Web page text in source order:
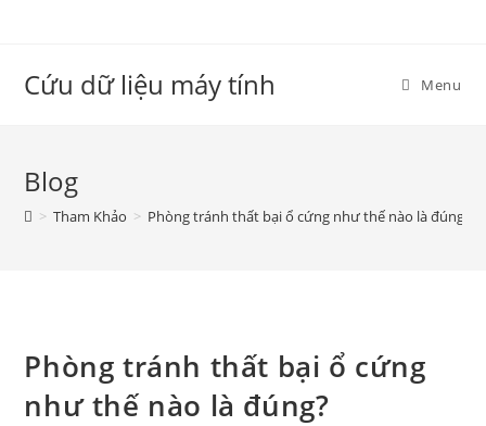
Cứu dữ liệu máy tính Menu
Blog
> Tham Khảo > Phòng tránh thất bại ổ cứng như thế nào là đúng?
Phòng tránh thất bại ổ cứng
như thế nào là đúng?